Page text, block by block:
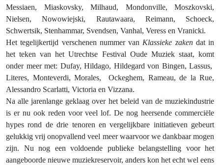
Messiaen, Miaskovsky, Milhaud, Mondonville, Moszkovski,
Nielsen, Nowowiejski, Rautawaara, Reimann, Schoeck,
Schwertsik, Stenhammar, Svendsen, Vanhal, Veress en Vranicki.
Het tegelijkertijd verschenen nummer van Klassieke zakendat in
het teken van het Utrechtse Festival Oude Muziek staat, komt
onder meer met: Dufay, Hildago, Hildegard von Bingen, Lassus,
Literes, Monteverdi, Morales,
Ockeghem, Rameau, de la Rue,
Alessandro Scarlatti, Victoria en Vizzana.
Na alle jarenlange geklaag over het beleid van de muziekindustrie
is er nu ook reden voor veel lof. De nog heersende commerciële
hypes rond de drie tenoren en vergelijkbare initiatieven gebeurt
gelukkig vrij onopvallend veel meer waarvoor we dankbaar mogen
zijn. Nu nog een voldoende publieke belangstelling voor het
aangeboorde nieuwe muziekreservoir, anders kon het echt wel eens